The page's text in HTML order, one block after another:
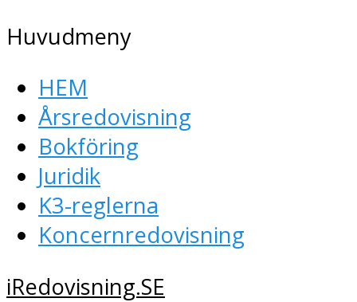
Huvudmeny
HEM
Årsredovisning
Bokföring
Juridik
K3-reglerna
Koncernredovisning
iRedovisning.SE